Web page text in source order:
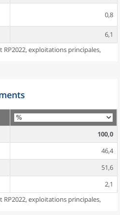
0,8
6,1
RP2022, exploitations principales,
100,0
46,4
51,6
2,1
RP2022, exploitations principales,